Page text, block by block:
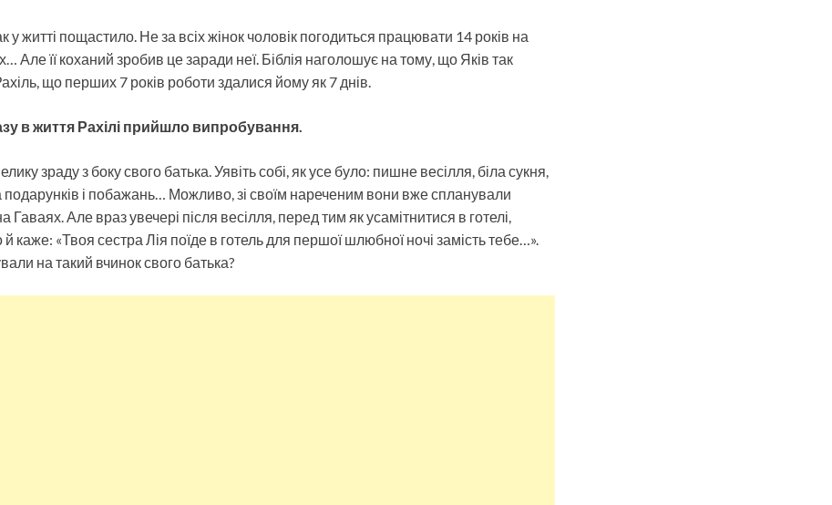
у житті пощастило. Не за всіх жінок чоловік погодиться працювати 14 років на
Але її коханий зробив це заради неї. Біблія наголошує на тому, що Яків так
що перших 7 років роботи здалися йому як 7 днів.
в життя Рахілі прийшло випробування.
зраду з боку свого батька. Уявіть собі, як усе було: пишне весілля, біла сукня,
подарунків і побажань… Можливо, зі своїм нареченим вони вже спланували
Гаваях. Але враз увечері після весілля, перед тим як усамітнитися в готелі,
каже: «Твоя сестра Лія поїде в готель для першої шлюбної ночі замість тебе…».
на такий вчинок свого батька?